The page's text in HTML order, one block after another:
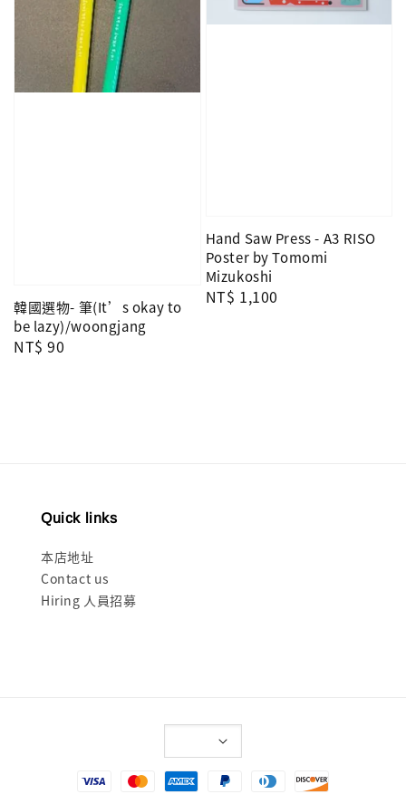
韓國選物- 筆(It’s okay to
be lazy)/woongjang
Regular
NT$ 90
Hand Saw Press - A3 RISO
Poster by Tomomi
Mizukoshi
Regular
NT$ 1,100
Quick links
本店地址
Contact us
Hiring 人員招募